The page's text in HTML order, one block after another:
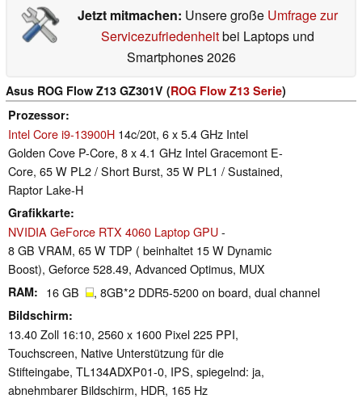
Jetzt mitmachen: Unsere große Umfrage zur
Servicezufriedenheitbei Laptops und
Smartphones 2026
Asus ROG Flow Z13 GZ301V (ROG Flow Z13 Serie)
Prozessor
Intel Core i9-13900H 14c/20t, 6 x 5.4 GHz Intel
Golden Cove P-Core, 8 x 4.1 GHz Intel Gracemont E-
Core, 65 W PL2 / Short Burst, 35 W PL1 / Sustained,
Raptor Lake-H
Grafikkarte
NVIDIA GeForce RTX 4060 Laptop GPU-
8 GB VRAM, 65 W TDP ( beinhaltet 15 W Dynamic
Boost), Geforce 528.49, Advanced Optimus, MUX
RAM 16 GB , 8GB*2 DDR5-5200 on board, dual channel
Bildschirm
13.40 Zoll 16:10, 2560 x 1600 Pixel 225 PPI,
Touchscreen, Native Unterstützung für die
Stifteingabe, TL134ADXP01-0, IPS, spiegelnd: ja,
abnehmbarer Bildschirm, HDR, 165 Hz